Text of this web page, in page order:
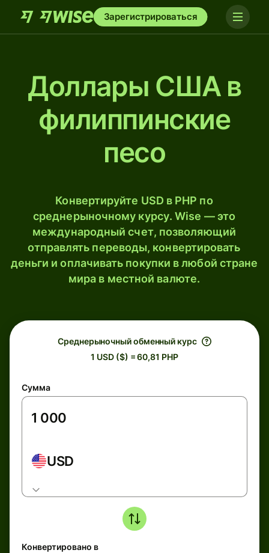
Зарегистрироваться
Доллары США в
филиппинские
песо
Конвертируйте USD в PHP по
среднерыночному курсу. Wise — это
международный счет, позволяющий
отправлять переводы, конвертировать
деньги и оплачивать покупки в любой стране
мира в местной валюте.
Среднерыночный обменный курс
1 USD ($) = 60,81 PHP
Сумма
USD
Конвертировано в